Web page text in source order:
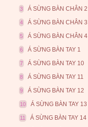
3 Á SỪNG BÀN CHÂN 2
4 Á SỪNG BÀN CHÂN 3
5 Á SỪNG BÀN CHÂN 4
6 Á SỪNG BÀN TAY 1
7 Á SỪNG BÀN TAY 10
8 Á SỪNG BÀN TAY 11
9 Á SỪNG BÀN TAY 12
10 Á SỪNG BÀN TAY 13
11 Á SỪNG BÀN TAY 14